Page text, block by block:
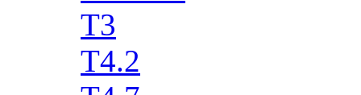
T3
T4.2